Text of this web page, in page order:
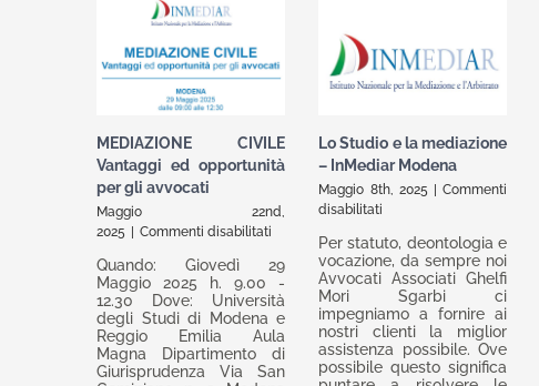
MEDIAZIONE CIVILE
Vantaggi ed opportunità
per gli avvocati
Maggio 22nd,
2025
Commenti disabilitati
MEDIAZIONE
CIVILE
Vantaggi
ed
opportunità
per
gli
Quando: Giovedì 29
Maggio 2025 h. 9.00 -
12.30 Dove: Università
degli Studi di Modena e
Reggio Emilia Aula
Magna Dipartimento di
Giurisprudenza Via San
Lo Studio e la mediazione
– InMediar Modena
Maggio 8th, 2025
Commenti
disabilitati
Studio
e
la
mediazione
–
InMediar
Modena
Per statuto, deontologia e
vocazione, da sempre noi
Avvocati Associati Ghelfi
Mori Sgarbi ci
impegniamo a fornire ai
nostri clienti la miglior
assistenza possibile. Ove
possibile questo significa